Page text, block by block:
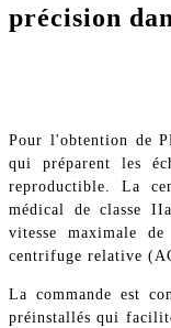
précision
Pour l'obtention de
qui préparent les
reproductible. La
médical de classe
vitesse maximale
centrifuge relative
La commande est
préinstallés qui